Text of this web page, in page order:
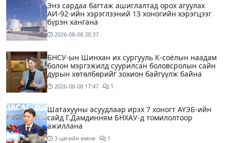
Энэ сардаа багтаж ашиглалтад орох агуулах
АИ-92-ийн хэрэглээний 13 хоногийн хэрэгцээг
бүрэн хангана
2026-08-08 20:37
БНСУ-ын Шинхан их сургууль К-соёлын наадам
болон мэргэжилд суурилсан боловсролын сайн
дурын хөтөлбөрийг зохион байгуулж байна
2026-08-08 17:47 1
Шатахууны асуудлаар ирэх 7 хоногт АҮЭБ-ийн
сайд Г.Дамдинням БНХАУ-д томилолтоор
ажиллана
3 цагийн өмнө 1